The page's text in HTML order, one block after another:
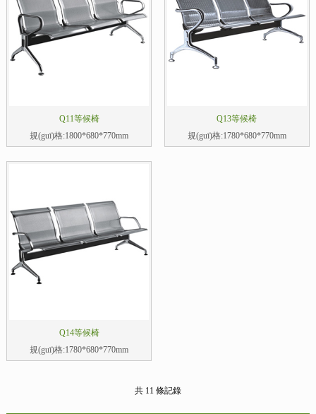
Q11等候椅
規(guī)格:1800*680*770mm
Q13等候椅
規(guī)格:1780*680*770mm
Q14等候椅
規(guī)格:1780*680*770mm
共 11 條記錄